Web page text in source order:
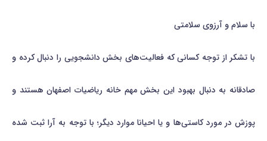
با سلام و آرزوی سلامتی
با تشکر از توجه کسانی که فعالیت‌های بخش دانشجویی را دنبال کرده و
صادقانه به دنبال بهبود این بخش مهم خانه ریاضیات اصفهان هستند و
پوزش در مورد کاستی‌ها و یا احیانا موارد دیگر؛ با توجه به آرا ثبت شده